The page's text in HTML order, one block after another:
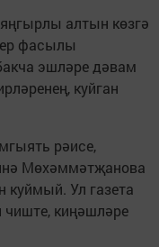
алтын көзгә
фасылы
эшләре дәвам
куйган
рәисе,
Мөхәммәтҗанова
куймый. Ул газета
чиште, киңәшләре